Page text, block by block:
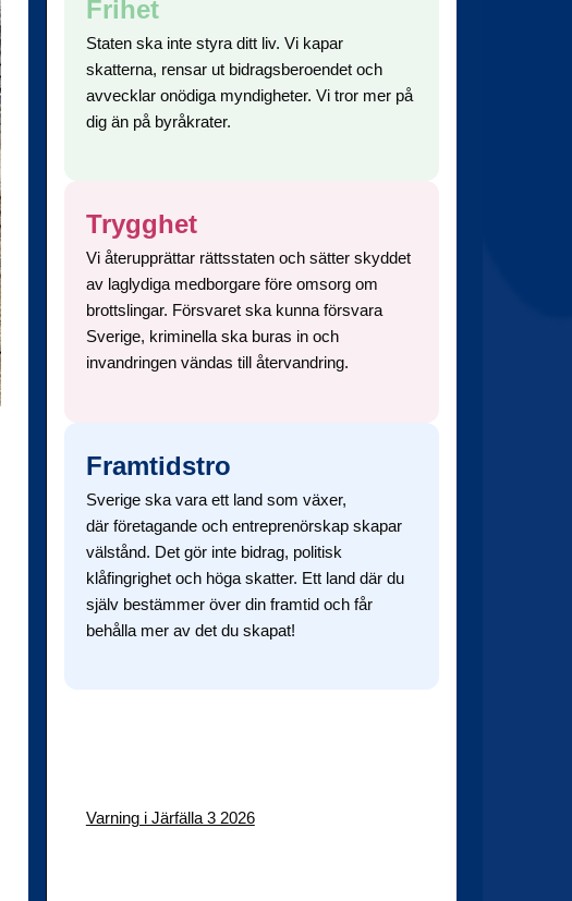
Frihet
Staten ska inte styra ditt liv. Vi kapar
skatterna, rensar ut bidragsberoendet och
avvecklar onödiga myndigheter. Vi tror mer på
dig än på byråkrater.
Trygghet
Vi återupprättar rättsstaten och sätter skyddet
av laglydiga medborgare före omsorg om
brottslingar. Försvaret ska kunna försvara
Sverige, kriminella ska buras in och
invandringen vändas till återvandring.
Framtidstro
Sverige ska vara ett land som växer,
där företagande och entreprenörskap skapar
välstånd. Det gör inte bidrag, politisk
klåfingrighet och höga skatter. Ett land där du
själv bestämmer över din framtid och får
behålla mer av det du skapat!
Varning i Järfälla 3 2026